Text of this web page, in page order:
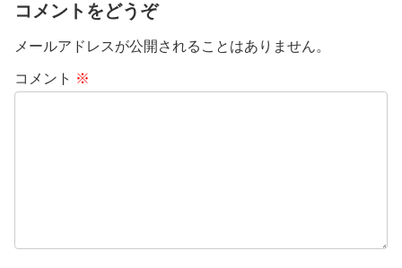
コメントをどうぞ
メールアドレスが公開されることはありません。
コメント ※